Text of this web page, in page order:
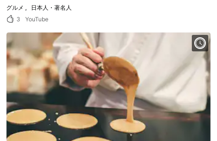
グルメ
日本人・著名人
3
YouTube